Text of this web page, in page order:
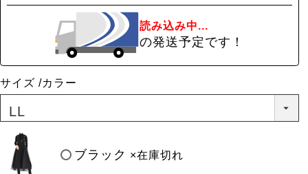
読み込み中...
の発送予定です！
サイズ カラー
ブラック ×在庫切れ